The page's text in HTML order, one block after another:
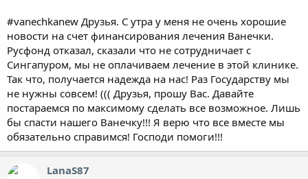
#vanechkanew Друзья. С утра у меня не очень хорошие
новости на счет финансирования лечения Ванечки.
Русфонд отказал, сказали что не сотрудничает с
Сингапуром, мы не оплачиваем лечение в этой клинике.
Так что, получается надежда на нас! Раз Государству мы
не нужны совсем! ((( Друзья, прошу Вас. Давайте
постараемся по максимому сделать все возможное. Лишь
бы спасти нашего Ванечку!!! Я верю что все вместе мы
обязательно справимся! Господи помоги!!!
LanaS87